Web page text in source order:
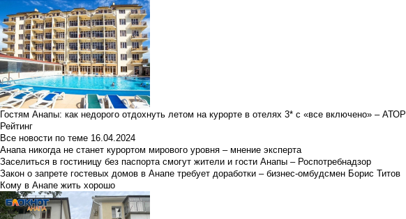
Гостям Анапы: как недорого отдохнуть летом на курорте в отелях 3* с «все включено» – АТОР
Рейтинг
Все новости по теме 16.04.2024
Анапа никогда не станет курортом мирового уровня – мнение эксперта
Заселиться в гостиницу без паспорта смогут жители и гости Анапы – Роспотребнадзор
Закон о запрете гостевых домов в Анапе требует доработки – бизнес-омбудсмен Борис Титов
Кому в Анапе жить хорошо